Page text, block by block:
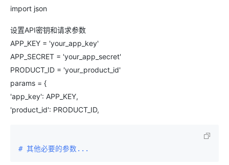
import json
设置API密钥和请求参数
APP_KEY = 'your_app_key'
APP_SECRET = 'your_app_secret'
PRODUCT_ID = 'your_product_id'
params = {
'app_key': APP_KEY,
'product_id': PRODUCT_ID,
# 其他必要的参数...